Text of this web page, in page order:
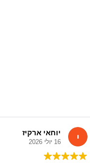
יוחאי ארקיז
16 יולי 2026